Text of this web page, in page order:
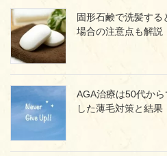
固形石鹸で洗髪す
場合の注意点も解説
AGA治療は50代か
した薄毛対策と結果